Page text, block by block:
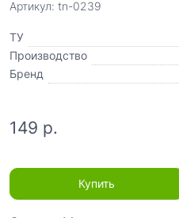
Артикул: tn-0239
ТУ
Производство
Бренд
149 р.
Купить